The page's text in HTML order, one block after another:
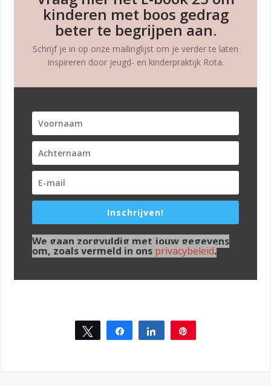
kinderen met boos gedrag
beter te begrijpen aan.
Schrijf je in op onze mailinglijst om je verder te laten
inspireren door jeugd- en kinderpraktijk Rota.
Inschrijven!
We gaan zorgvuldig met jouw gegevens
om, zoals vermeld in ons privacybeleid.
Tweet Share Share